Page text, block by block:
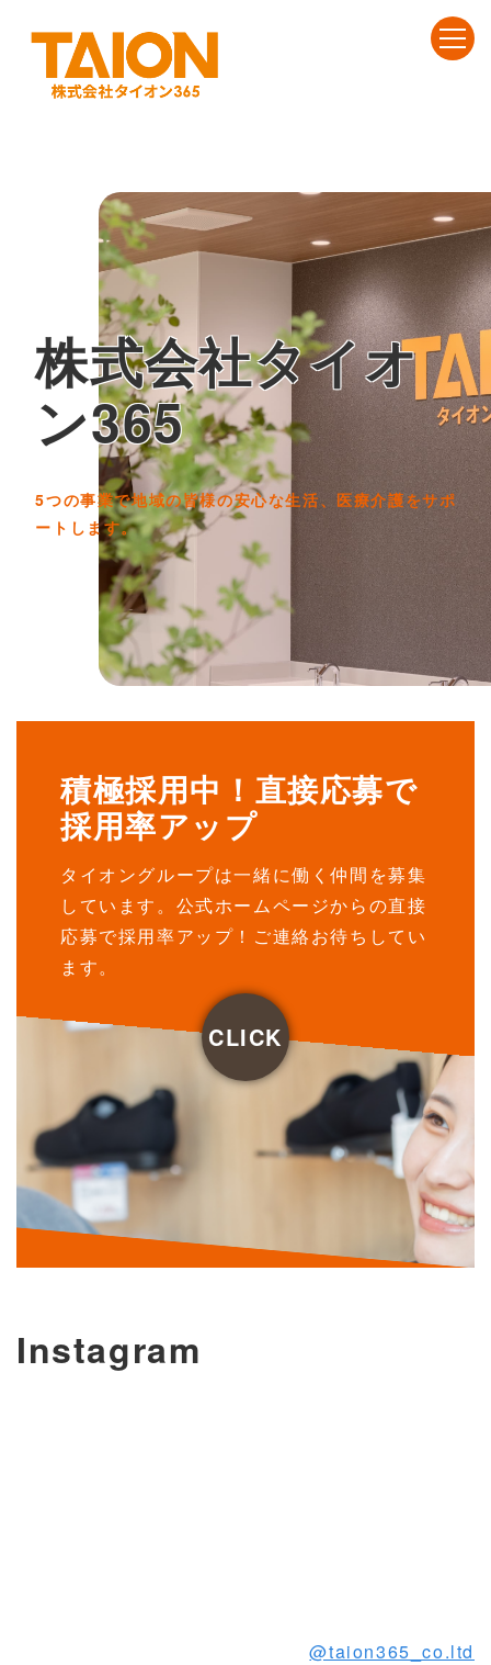
株式会社タイオ
ン365
5つの事業で地域の皆様の安心な生活、医療介護をサポ
ートします。
積極採用中！直接応募で
採用率アップ
タイオングループは一緒に働く仲間を募集
しています。公式ホームページからの直接
応募で採用率アップ！ご連絡お待ちしてい
ます。
CLICK
Instagram
@taion365_co.ltd